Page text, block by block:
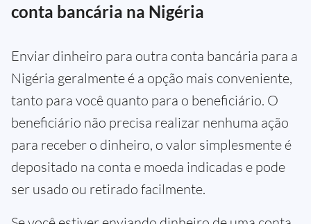
conta bancária na Nigéria
Enviar dinheiro para outra conta bancária para a
Nigéria geralmente é a opção mais conveniente,
tanto para você quanto para o beneficiário. O
beneficiário não precisa realizar nenhuma ação
para receber o dinheiro, o valor simplesmente é
depositado na conta e moeda indicadas e pode
ser usado ou retirado facilmente.